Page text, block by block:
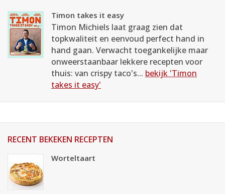
Timon takes it easy
Timon Michiels laat graag zien dat
topkwaliteit en eenvoud perfect hand in
hand gaan. Verwacht toegankelijke maar
onweerstaanbaar lekkere recepten voor
thuis: van crispy taco's... bekijk 'Timon
takes it easy'
RECENT BEKEKEN RECEPTEN
Worteltaart